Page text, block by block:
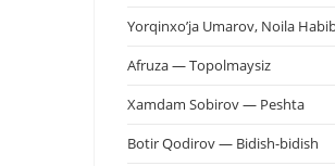
Yorqinxo’ja Umarov, Noila
Afruza — Topolmaysiz
Xamdam Sobirov — Peshta
Botir Qodirov — Bidish-bidish